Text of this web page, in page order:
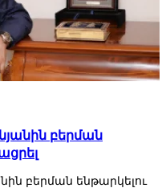
բերման
բերման ենթարկելու